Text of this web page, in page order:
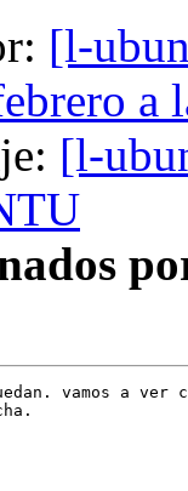
[l-
a
[l-
vamos a ver